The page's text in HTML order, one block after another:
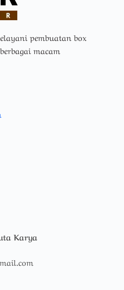
pembuatan box
macam
Karya